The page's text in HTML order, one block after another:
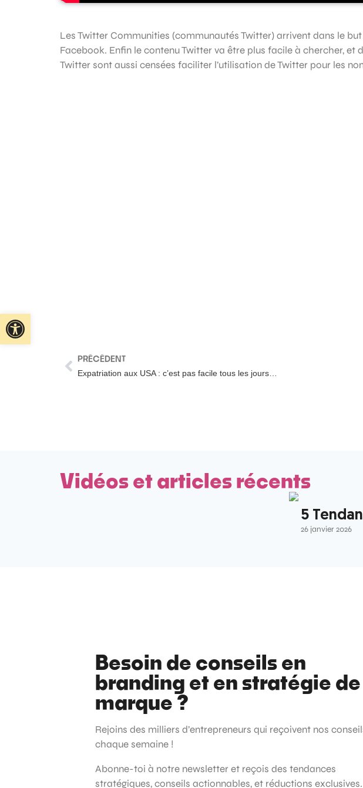
Les Twitter Communities (communautés Twitter) arrivent dans le
Facebook. Enfin le contenu Twitter va être plus facile à chercher, et
Twitter sont aussi censées faciliter l’utilisation de Twitter pour les
PRÉCÉDENT
Expatriation aux USA : c’est pas facile tous les jours…
Vidéos et articles récents
5
26 janvier 2026
Besoin de conseils en
branding et en stratégie de
marque ?
Rejoins des milliers d’entrepreneurs qui reçoivent nos
chaque semaine !
Abonne-toi à notre newsletter et reçois des tendances
stratégiques, conseils actionnables, et réductions exclusives.
Ouvrir la barre d’outils